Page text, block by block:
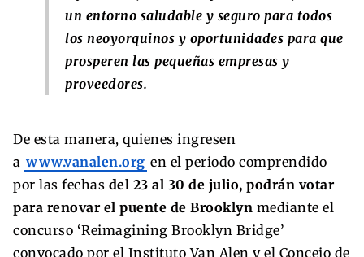
un entorno saludable y seguro para todos
los neoyorquinos y oportunidades para que
prosperen las pequeñas empresas y
proveedores.
De esta manera, quienes ingresen
a www.vanalen.org en el periodo comprendido
por las fechas del 23 al 30 de julio, podrán votar
para renovar el puente de Brooklyn mediante el
concurso ‘Reimagining Brooklyn Bridge’
convocado por el Instituto Van Alen y el Concejo de